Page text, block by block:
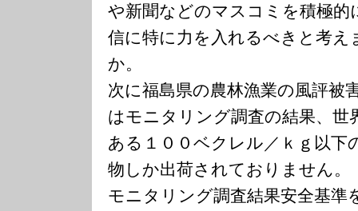
や新聞などのマスコミを積極的
信に特に力を入れるべきと考
か。
次に福島県の農林漁業の風評被
はモニタリング調査の結果、世
ある１００ベクレル／ｋｇ以下
物しか出荷されておりません。
モニタリング調査結果安全基準